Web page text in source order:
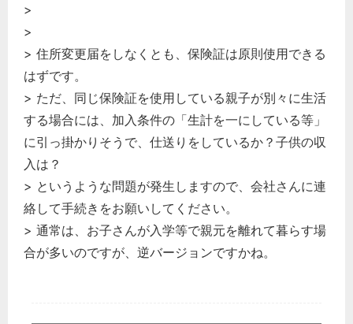
>
>
> 住所変更届をしなくとも、保険証は原則使用できる
はずです。
> ただ、同じ保険証を使用している親子が別々に生活
する場合には、加入条件の「生計を一にしている等」
に引っ掛かりそうで、仕送りをしているか？子供の収
入は？
> というような問題が発生しますので、会社さんに連
絡して手続きをお願いしてください。
> 通常は、お子さんが入学等で親元を離れて暮らす場
合が多いのですが、逆バージョンですかね。